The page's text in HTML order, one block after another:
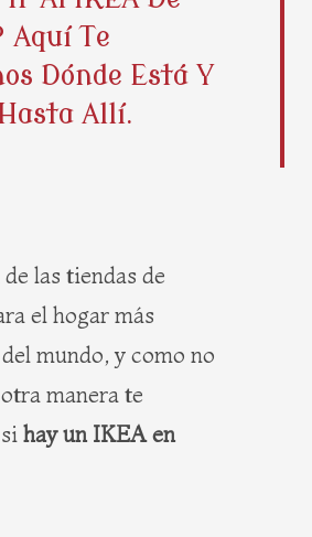
t
t
r
e
r
e
s
t
a
r
Aquí Te
Dónde Está Y
Allí.
las tiendas de
el hogar más
mundo, y como no
manera te
hay un IKEA en